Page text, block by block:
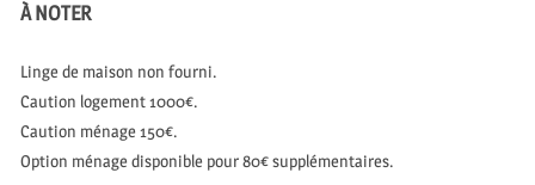
À NOTER
Linge de maison non fourni.
Caution logement 1000€.
Caution ménage 150€.
Option ménage disponible pour 80€ supplémentaires.